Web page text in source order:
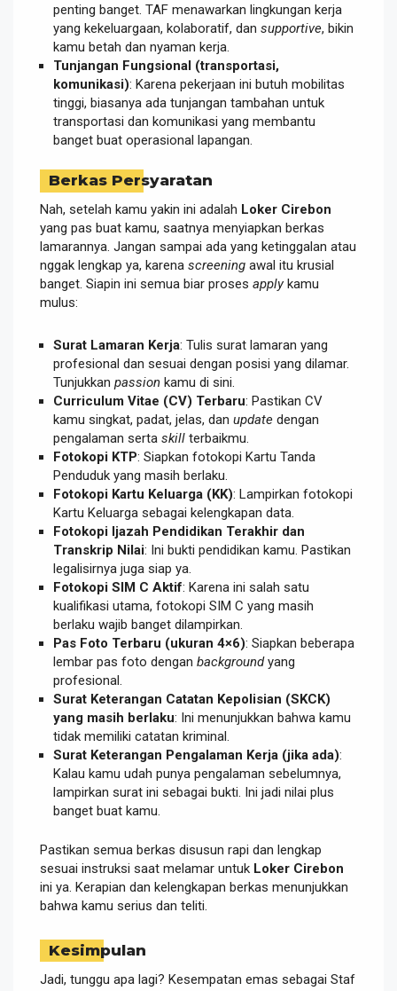
penting banget. TAF menawarkan lingkungan kerja
yang kekeluargaan, kolaboratif, dan supportive, bikin
kamu betah dan nyaman kerja.
Tunjangan Fungsional (transportasi,
komunikasi): Karena pekerjaan ini butuh mobilitas
tinggi, biasanya ada tunjangan tambahan untuk
transportasi dan komunikasi yang membantu
banget buat operasional lapangan.
Berkas Persyaratan
Nah, setelah kamu yakin ini adalah Loker Cirebon
yang pas buat kamu, saatnya menyiapkan berkas
lamarannya. Jangan sampai ada yang ketinggalan atau
nggak lengkap ya, karena screening awal itu krusial
banget. Siapin ini semua biar proses applykamu
mulus:
Surat Lamaran Kerja: Tulis surat lamaran yang
profesional dan sesuai dengan posisi yang dilamar.
Tunjukkan passion kamu di sini.
Curriculum Vitae (CV) Terbaru: Pastikan CV
kamu singkat, padat, jelas, dan update dengan
pengalaman serta skill terbaikmu.
Fotokopi KTP: Siapkan fotokopi Kartu Tanda
Penduduk yang masih berlaku.
Fotokopi Kartu Keluarga (KK): Lampirkan fotokopi
Kartu Keluarga sebagai kelengkapan data.
Fotokopi Ijazah Pendidikan Terakhir dan
Transkrip Nilai: Ini bukti pendidikan kamu. Pastikan
legalisirnya juga siap ya.
Fotokopi SIM C Aktif: Karena ini salah satu
kualifikasi utama, fotokopi SIM C yang masih
berlaku wajib banget dilampirkan.
Pas Foto Terbaru (ukuran 4×6): Siapkan beberapa
lembar pas foto dengan backgroundyang
profesional.
Surat Keterangan Catatan Kepolisian (SKCK)
yang masih berlaku: Ini menunjukkan bahwa kamu
tidak memiliki catatan kriminal.
Surat Keterangan Pengalaman Kerja (jika ada):
Kalau kamu udah punya pengalaman sebelumnya,
lampirkan surat ini sebagai bukti. Ini jadi nilai plus
banget buat kamu.
Pastikan semua berkas disusun rapi dan lengkap
sesuai instruksi saat melamar untuk Loker Cirebon
ini ya. Kerapian dan kelengkapan berkas menunjukkan
bahwa kamu serius dan teliti.
Kesimpulan
Jadi, tunggu apa lagi? Kesempatan emas sebagai Staf